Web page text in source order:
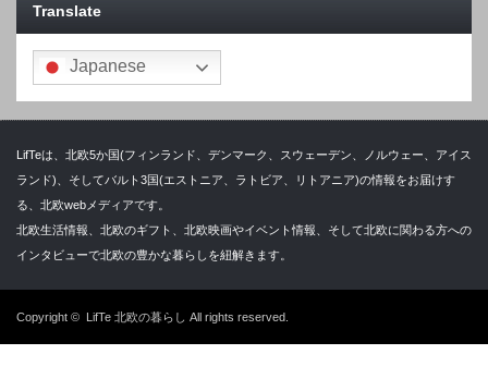
Translate
Japanese
LifTeは、北欧5か国(フィンランド、デンマーク、スウェーデン、ノルウェー、アイス
ランド)、そしてバルト3国(エストニア、ラトビア、リトアニア)の情報をお届けす
る、北欧webメディアです。
北欧生活情報、北欧のギフト、北欧映画やイベント情報、そして北欧に関わる方への
インタビューで北欧の豊かな暮らしを紐解きます。
Copyright © LifTe 北欧の暮らし All rights reserved.